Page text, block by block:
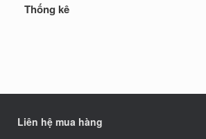
Thống kê
Liên hệ mua hàng